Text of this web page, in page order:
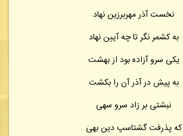
نخست آذر مهربرزین نهاد
به کشمر نگر تا چه آیین نهاد
یکی سرو آزاده بود از بهشت
به پیش در آذر آن را بکشت
نبشتی بر زاد سرو سهی
که پذرفت گشتاسپ دین بهی